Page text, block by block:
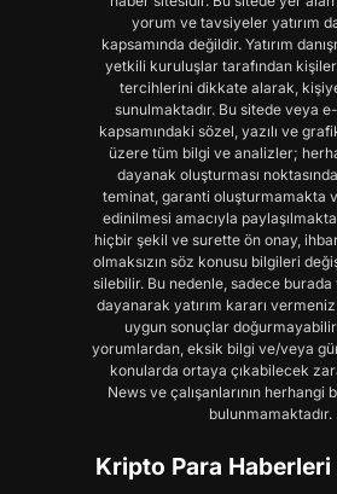
yorum ve tavsiyeler yatırım
kapsamında değildir. Yatırım
yetkili kuruluşlar tarafından
tercihlerini dikkate alarak,
sunulmaktadır. Bu sitede veya
kapsamındaki sözel, yazılı ve
üzere tüm bilgi ve analizler;
dayanak oluşturması
teminat, garanti oluşturmamakta
edinilmesi amacıyla
hiçbir şekil ve surette ön onay,
olmaksızın söz konusu bilgileri
silebilir. Bu nedenle, sadece
dayanarak yatırım kararı
uygun sonuçlar
yorumlardan, eksik bilgi ve/veya
konularda ortaya çıkabilecek
News ve çalışanlarının herhangi
bulunmamaktadır.
Kripto Para Haberleri